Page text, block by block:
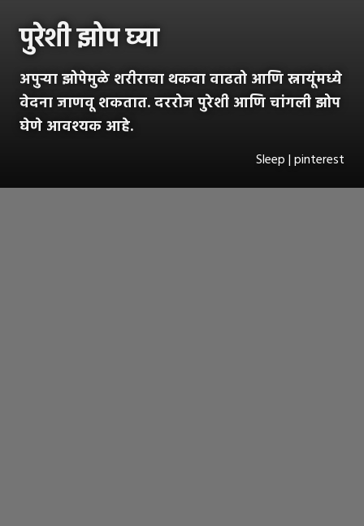
पुरेशी झोप घ्या
अपुर्‍या झोपेमुळे शरीराचा थकवा वाढतो आणि स्नायूंमध्ये
वेदना जाणवू शकतात. दररोज पुरेशी आणि चांगली झोप
घेणे आवश्यक आहे.
Sleep | pinterest